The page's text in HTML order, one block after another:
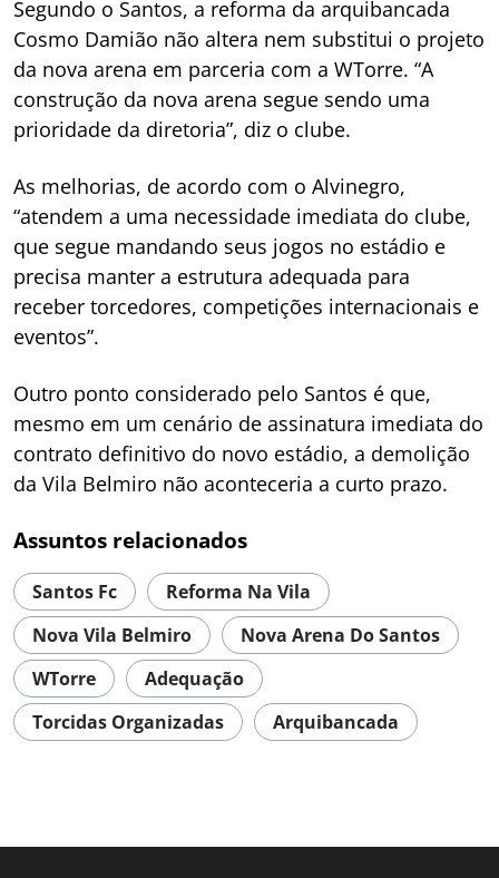
Segundo o Santos, a reforma da arquibancada
Cosmo Damião não altera nem substitui o projeto
da nova arena em parceria com a WTorre. “A
construção da nova arena segue sendo uma
prioridade da diretoria”, diz o clube.
As melhorias, de acordo com o Alvinegro,
“atendem a uma necessidade imediata do clube,
que segue mandando seus jogos no estádio e
precisa manter a estrutura adequada para
receber torcedores, competições internacionais e
eventos”.
Outro ponto considerado pelo Santos é que,
mesmo em um cenário de assinatura imediata do
contrato definitivo do novo estádio, a demolição
da Vila Belmiro não aconteceria a curto prazo.
Assuntos relacionados
Santos Fc
Reforma Na Vila
Nova Vila Belmiro
Nova Arena Do Santos
WTorre
Adequação
Torcidas Organizadas
Arquibancada